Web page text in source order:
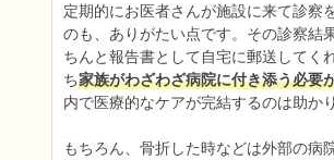
定期的にお医者さんが施設に来て診察
のも、ありがたい点です。その診察結
ちんと報告書として自宅に郵送してく
ち家族がわざわざ病院に付き添う必要
内で医療的なケアが完結するのは助か
もちろん、骨折した時などは外部の病